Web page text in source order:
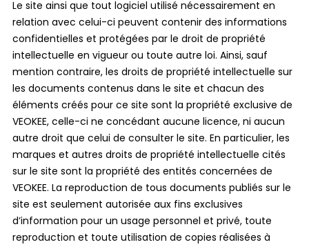
Le site ainsi que tout logiciel utilisé nécessairement en
relation avec celui-ci peuvent contenir des informations
confidentielles et protégées par le droit de propriété
intellectuelle en vigueur ou toute autre loi. Ainsi, sauf
mention contraire, les droits de propriété intellectuelle sur
les documents contenus dans le site et chacun des
éléments créés pour ce site sont la propriété exclusive de
VEOKEE, celle-ci ne concédant aucune licence, ni aucun
autre droit que celui de consulter le site. En particulier, les
marques et autres droits de propriété intellectuelle cités
sur le site sont la propriété des entités concernées de
VEOKEE. La reproduction de tous documents publiés sur le
site est seulement autorisée aux fins exclusives
d’information pour un usage personnel et privé, toute
reproduction et toute utilisation de copies réalisées à